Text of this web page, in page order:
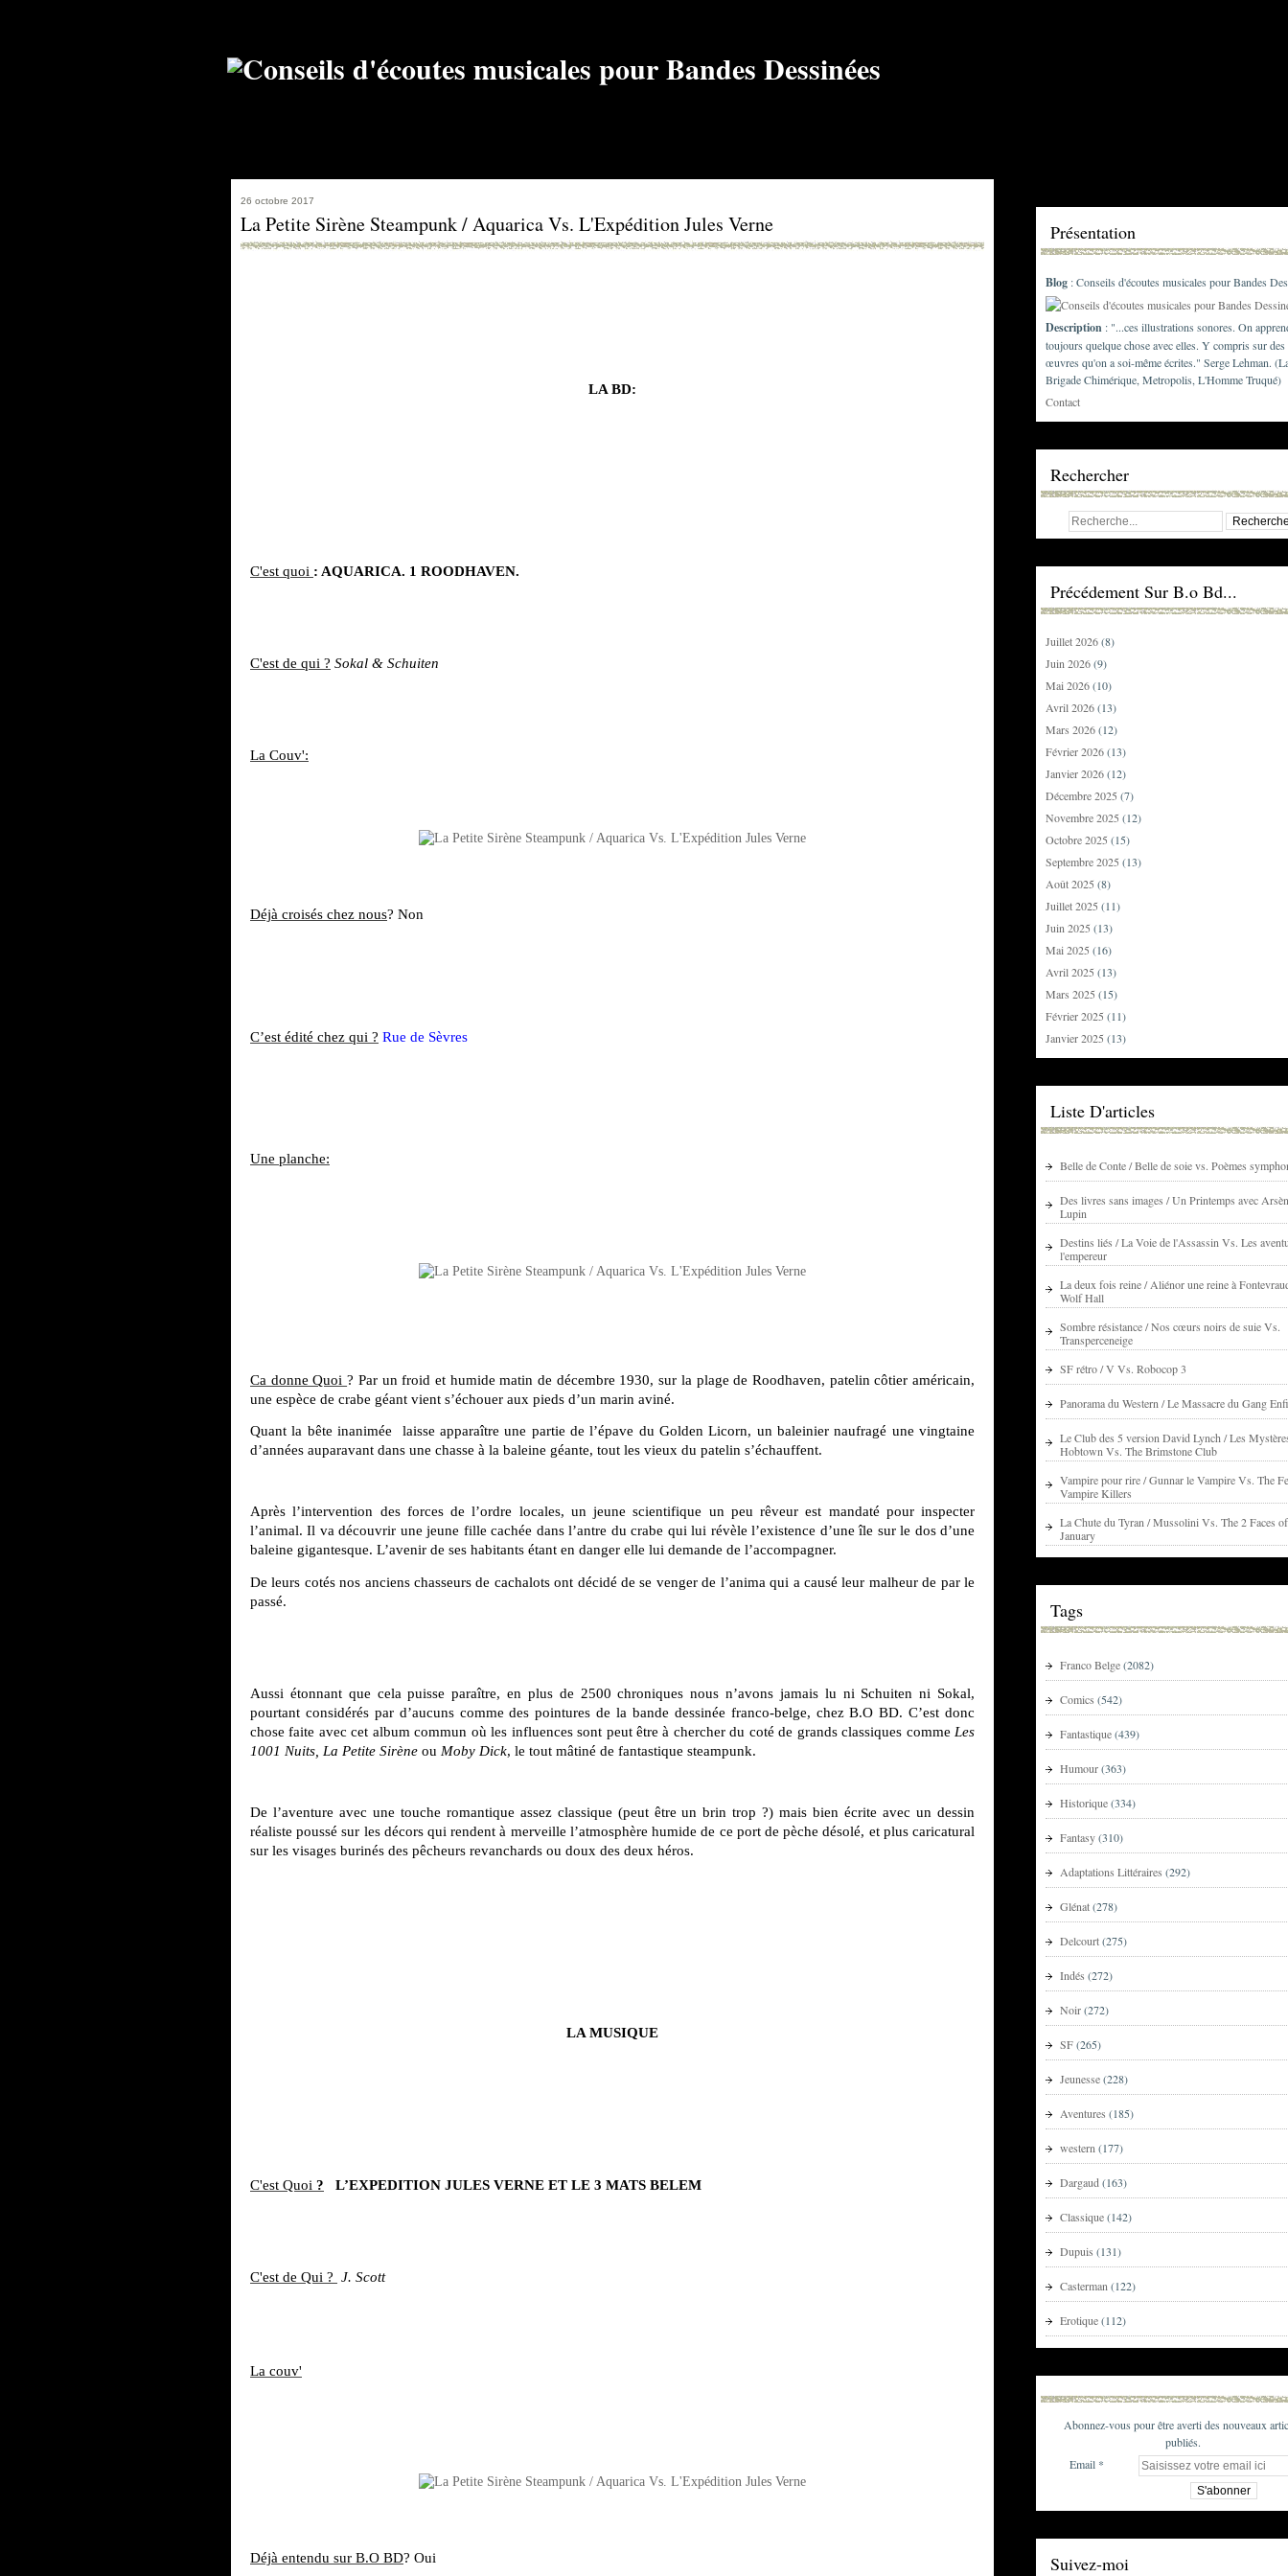
26 octobre 2017
La Petite Sirène Steampunk / Aquarica Vs. L'Expédition Jules Verne
LA BD:
C'est quoi : AQUARICA. 1 ROODHAVEN.
C'est de qui ? Sokal & Schuiten
La Couv':
Déjà croisés chez nous? Non
C’est édité chez qui ? Rue de Sèvres
Une planche:
Ca donne Quoi? Par un froid et humide matin de décembre 1930, sur la plage de Roodhaven, patelin côtier américain,
une espèce de crabe géant vient s’échouer aux pieds d’un marin aviné.
Quant la bête inanimée laisse apparaître une partie de l’épave du Golden Licorn, un baleinier naufragé une vingtaine
d’années auparavant dans une chasse à la baleine géante, tout les vieux du patelin s’échauffent.
Après l’intervention des forces de l’ordre locales, un jeune scientifique un peu rêveur est mandaté pour inspecter
l’animal. Il va découvrir une jeune fille cachée dans l’antre du crabe qui lui révèle l’existence d’une île sur le dos d’une
baleine gigantesque. L’avenir de ses habitants étant en danger elle lui demande de l’accompagner.
De leurs cotés nos anciens chasseurs de cachalots ont décidé de se venger de l’anima qui a causé leur malheur de par le
passé.
Aussi étonnant que cela puisse paraître, en plus de 2500 chroniques nous n’avons jamais lu ni Schuiten ni Sokal,
pourtant considérés par d’aucuns comme des pointures de la bande dessinée franco-belge, chez B.O BD. C’est donc
chose faite avec cet album commun où les influences sont peut être à chercher du coté de grands classiques comme Les
1001 Nuits, La Petite Sirène ou Moby Dick, le tout mâtiné de fantastique steampunk.
De l’aventure avec une touche romantique assez classique (peut être un brin trop ?) mais bien écrite avec un dessin
réaliste poussé sur les décors qui rendent à merveille l’atmosphère humide de ce port de pèche désolé, et plus caricatural
sur les visages burinés des pêcheurs revanchards ou doux des deux héros.
LA MUSIQUE
C'est Quoi ? L’EXPEDITION JULES VERNE ET LE 3 MATS BELEM
C'est de Qui ? J. Scott
La couv'
Déjà entendu sur B.O BD? Oui
Présentation
Blog : Conseils d'écoutes musicales pour Bandes
Description : "...ces illustrations sonores. On
toujours quelque chose avec elles. Y compris sur des
œuvres qu'on a soi-même écrites." Serge Lehman.
Brigade Chimérique, Metropolis, L'Homme Truqué)
Contact
Rechercher
Précédement Sur B.o Bd...
Juillet 2026(8)
Juin 2026(9)
Mai 2026(10)
Avril 2026(13)
Mars 2026(12)
Février 2026(13)
Janvier 2026(12)
Décembre 2025 (7)
Novembre 2025 (12)
Octobre 2025 (15)
Septembre 2025 (13)
Août 2025 (8)
Juillet 2025 (11)
Juin 2025 (13)
Mai 2025 (16)
Avril 2025 (13)
Mars 2025 (15)
Février 2025 (11)
Janvier 2025 (13)
Liste D'articles
Belle de Conte / Belle de soie vs. Poèmes
Des livres sans images / Un Printemps avec
Lupin
Destins liés / La Voie de l'Assassin Vs. Les
l'empereur
La deux fois reine / Aliénor une reine à
Wolf Hall
Sombre résistance / Nos cœurs noirs de suie Vs.
Transperceneige
SF rétro / V Vs. Robocop 3
Panorama du Western / Le Massacre du Gang
Le Club des 5 version David Lynch / Les
Hobtown Vs. The Brimstone Club
Vampire pour rire / Gunnar le Vampire Vs. The
Vampire Killers
La Chute du Tyran / Mussolini Vs. The 2 Faces of
January
Tags
Franco Belge(2082)
Comics (542)
Fantastique(439)
Humour(363)
Historique(334)
Fantasy(310)
Adaptations Littéraires (292)
Glénat(278)
Delcourt(275)
Indés (272)
Noir(272)
SF(265)
Jeunesse(228)
Aventures (185)
western (177)
Dargaud (163)
Classique(142)
Dupuis (131)
Casterman (122)
Erotique(112)
Abonnez-vous pour être averti des nouveaux
publiés.
Email
Suivez-moi